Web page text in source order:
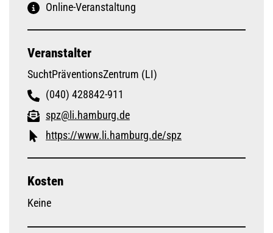
Online-Veranstaltung
Veranstalter
SuchtPräventionsZentrum (LI)
(040) 428842-911
spz@li.hamburg.de
https://www.li.hamburg.de/spz
Kosten
Keine